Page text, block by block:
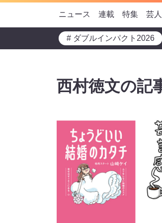
ニュース 連載 特集 芸
# ダブルインパクト2026
西村徳文の記